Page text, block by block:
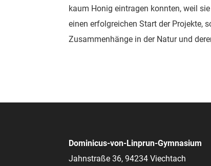
kaum Honig eintragen konnten, weil
einen erfolgreichen Start der Projekte,
Zusammenhänge in der Natur und
Dominicus-von-Linprun-Gymnasium
Jahnstraße 36, 94234 Viechtach